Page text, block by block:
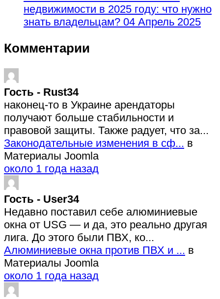
недвижимости в 2025 году: что нужно
знать владельцам? 04 Апрель 2025
Комментарии
Гость - Rust34
наконец-то в Украине арендаторы
получают больше стабильности и
правовой защиты. Также радует, что за...
Законодательные изменения в сф... в
Материалы Joomla
около 1 года назад
Гость - User34
Недавно поставил себе алюминиевые
окна от USG — и да, это реально другая
лига. До этого были ПВХ, ко...
Алюминиевые окна против ПВХ и ... в
Материалы Joomla
около 1 года назад